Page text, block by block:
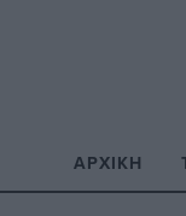
ΑΡΧΙΚΉ